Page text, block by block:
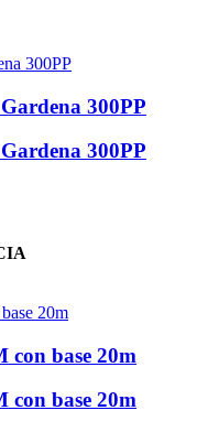
300PP
300PP
con base 20m
con base 20m